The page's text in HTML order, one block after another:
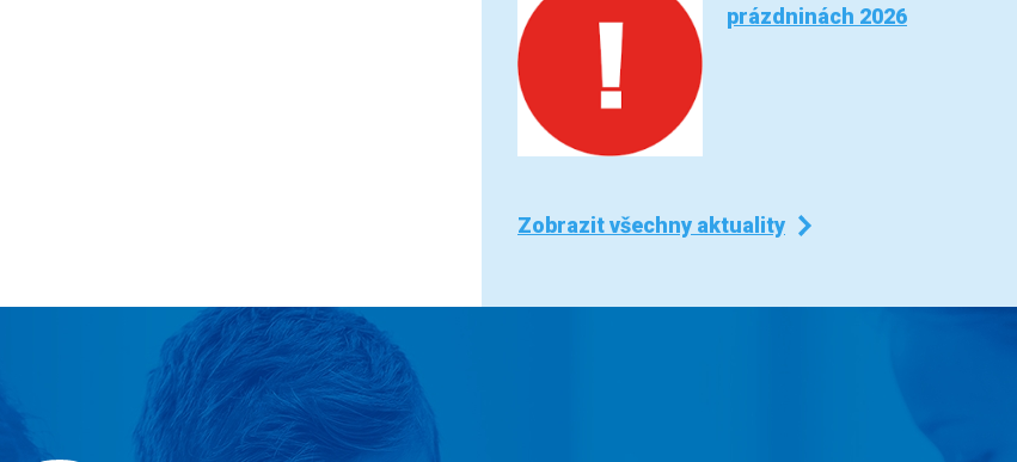
prázdninách 2026
Zobrazit všechny aktuality